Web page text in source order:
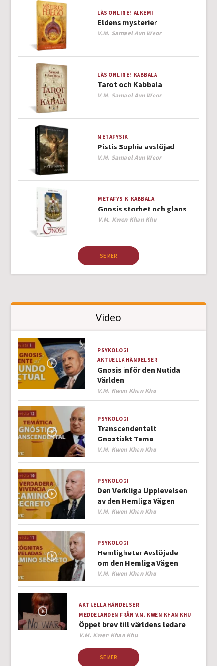
LÄS ONLINE! ALKEMI
Eldens mysterier
Author
V.M. Samael Aun Weor
LÄS ONLINE! KABBALA
Tarot och Kabbala
Author
V.M. Samael Aun Weor
METAFYSIK
Pistis Sophia avslöjad
Author
V.M. Samael Aun Weor
METAFYSIK KABBALA
Gnosis storhet och glans
Author
V.M. Kwen Khan Khu
SE MER
Video
PSYKOLOGI
AKTUELLA HÄNDELSER
Gnosis inför den Nutida
Världen
Author
V.M. Kwen Khan Khu
PSYKOLOGI
Transcendentalt
Gnostiskt Tema
Author
V.M. Kwen Khan Khu
PSYKOLOGI
Den Verkliga Upplevelsen
av den Hemliga Vägen
Author
V.M. Kwen Khan Khu
PSYKOLOGI
Hemligheter Avslöjade
om den Hemliga Vägen
Author
V.M. Kwen Khan Khu
AKTUELLA HÄNDELSER
MEDDELANDEN FRÅN V.M. KWEN KHAN KHU
Öppet brev till världens ledare
Author
V.M. Kwen Khan Khu
SE MER